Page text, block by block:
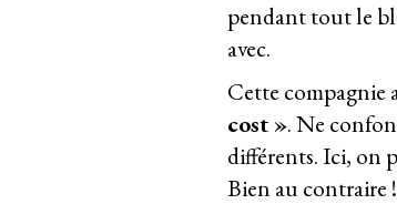
pendant tout le
avec.
Cette compagnie
cost ». Ne
différents. Ici, on
Bien au contraire !